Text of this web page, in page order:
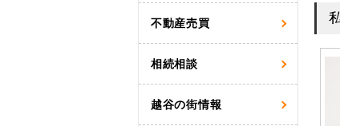
不動産売買
相続相談
越谷の街情報